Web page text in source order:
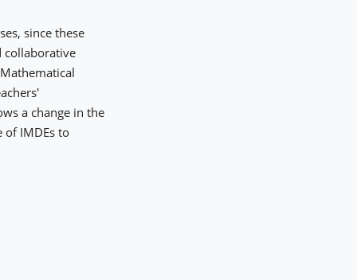
since these
collaborative
a change in the
of IMDEs to